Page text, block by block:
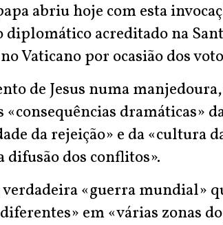
abriu hoje com esta
acreditado na
Vaticano por ocasião dos
de Jesus numa
dramáticas»
da rejeição» e da «cultura
difusão dos conflitos».
«guerra mundial»
em «várias zonas